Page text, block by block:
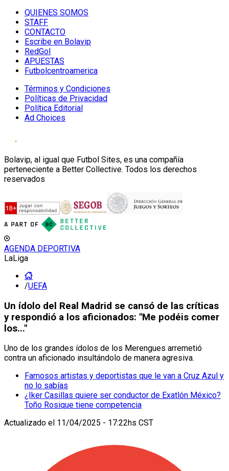
QUIENES SOMOS
STAFF
CONTACTO
Escribe en Bolavip
RedGol
APUESTAS
Futbolcentroamerica
Términos y Condiciones
Políticas de Privacidad
Política Editorial
Ad Choices
Bolavip, al igual que Futbol Sites, es una compañía
perteneciente a Better Collective. Todos los derechos
reservados
AGENDA DEPORTIVA
LaLiga
/UEFA
Un ídolo del Real Madrid se cansó de las críticas
y respondió a los aficionados: "Me podéis comer
los..."
Uno de los grandes ídolos de los Merengues arremetió
contra un aficionado insultándolo de manera agresiva.
Famosos artistas y deportistas que le van a Cruz Azul y
no lo sabías
¿Iker Casillas quiere ser conductor de Exatlón México?
Toño Rosique tiene competencia
Actualizado el 11/04/2025 - 17:22hs CST